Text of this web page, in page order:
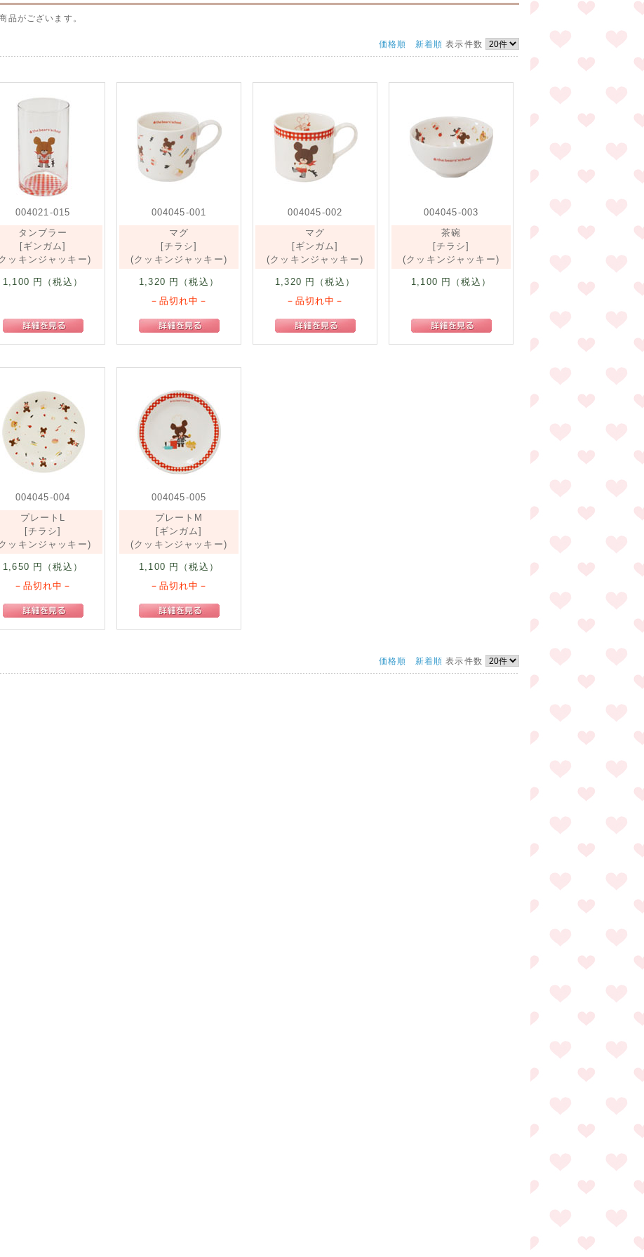
品がございます。
価格順 新着順 表示件数
004021-015
タンブラー
[ギンガム]
ッキンジャッキー)
1,100 円（税込）
004045-001
マグ
[チラシ]
(クッキンジャッキー)
1,320 円（税込）
－品切れ中－
004045-002
マグ
[ギンガム]
(クッキンジャッキー)
1,320 円（税込）
－品切れ中－
004045-003
茶碗
[チラシ]
(クッキンジャッキー)
1,100 円（税込）
004045-004
プレートL
[チラシ]
ッキンジャッキー)
1,650 円（税込）
－品切れ中－
004045-005
プレートM
[ギンガム]
(クッキンジャッキー)
1,100 円（税込）
－品切れ中－
価格順 新着順 表示件数